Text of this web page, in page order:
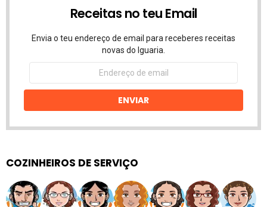
Receitas no teu Email
Envia o teu endereço de email para receberes receitas
novas do Iguaria.
Endereço
email
ENVIAR
COZINHEIROS DE SERVIÇO